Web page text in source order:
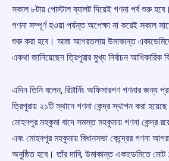
সকাল ৮টায় পোস্টাল ব্যালট দিয়েই গণনা পর্ব শুরু
গণনা সম্পূর্ণ হওয়া পর্যন্ত অপেক্ষা না করেই সকাল
শুরু করা হবে। আজ আগরতলায় উমাকান্ত একাডেমিতে
একথা জানিয়েছেন ত্রিপুরার মুখ্য নির্বাচন আধিকারিক
এদিন তিনি বলেন, রিটার্নিং অফিসারগণ গণনার জন্য
ত্রিপুরায় ২১টি স্থানে গণনা কেন্দ্র স্থাপন করা
মোহনপুর মহকুমা বাদে সমস্ত মহকুমায় গণনা কেন্দ্র
এবং মোহনপুর মহকুমায় বিধানসভা কেন্দ্রের গণনা
অনুষ্ঠিত হবে। তাঁর দাবি, উমাকান্ত একাডেমিতে মোট